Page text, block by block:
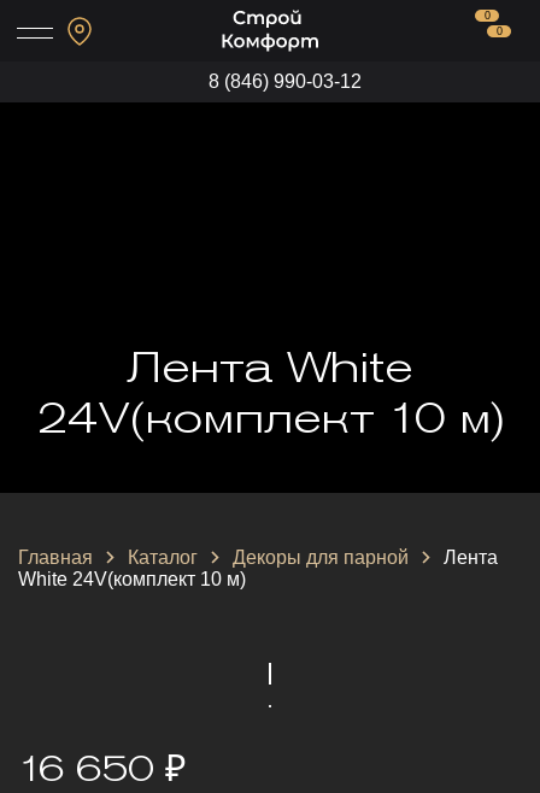
0
0
8 (846) 990-03-12
Лента White
24V(комплект 10 м)
Главная Каталог Декоры для парной
Лента
White 24V(комплект 10 м)
16 650 ₽